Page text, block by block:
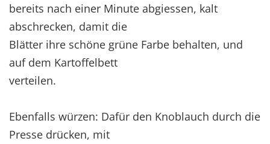
bereits nach einer Minute abgiessen, kalt
abschrecken, damit die
Blätter ihre schöne grüne Farbe behalten, und
auf dem Kartoffelbett
verteilen.
Ebenfalls würzen: Dafür den Knoblauch durch die
Presse drücken, mit